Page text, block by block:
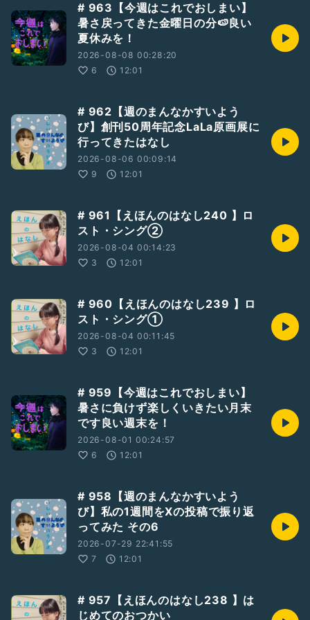
ギフトおたよりもいつでもお待ちしております✉️
#ひとり語り#石井舞
#音楽のはなし#音楽#Applemusic
#吉井和哉
#THEYELLOWMONKEY
# 963【今週はこれでおしまい】
暑さ戻ってきた金曜日の分🍉良い
夏休みを！
2026-08-08 00:28:20
6
12:01
# 962【週のまんなかすいよう
び】創刊50周年記念LaLa原画展に
行ってきたはなし
2026-08-06 00:09:14
9
12:01
# 961【えほんのはなし240 】ロ
スト・シング②
2026-08-04 00:14:23
3
12:01
# 960【えほんのはなし239 】ロ
スト・シング①
2026-08-04 00:11:45
3
12:01
# 959【今週はこれでおしまい】
暑さに負けず楽しくいきたい月末
です良い週末を！
2026-08-01 00:24:57
6
12:01
# 958【週のまんなかすいよう
び】私の1週間をXの投稿で振り返
ってみた その6
2026-07-29 22:41:55
7
12:01
# 957【えほんのはなし238 】は
じめてのおつかい